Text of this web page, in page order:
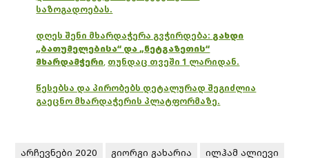
საზოგადოებას.
დღეს შენი მხარდაჭერა გვჭირდება: გახდი
„ბათუმელებისა“ და „ნეტგაზეთის“
მხარდამჭერი, თუნდაც თვეში 1 ლარიდან.
წესებსა და პირობებს დეტალურად შეგიძლია
გაეცნო მხარდაჭერის პლატფორმაზე.
არჩევნები 2020 გიორგი გახარია ილჰამ ალიევი